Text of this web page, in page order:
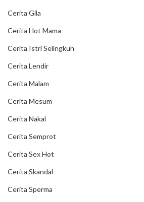
Cerita Gila
Cerita Hot Mama
Cerita Istri Selingkuh
Cerita Lendir
Cerita Malam
Cerita Mesum
Cerita Nakal
Cerita Semprot
Cerita Sex Hot
Cerita Skandal
Cerita Sperma